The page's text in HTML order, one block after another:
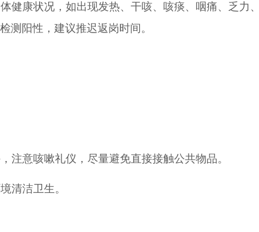
健康状况，如出现发热、干咳、咳痰、咽痛、乏力
测阳性，建议推迟返岗时间。
注意咳嗽礼仪，尽量避免直接接触公共物品。
清洁卫生。